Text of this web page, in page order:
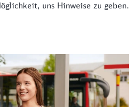
uns Hinweise zu geben.